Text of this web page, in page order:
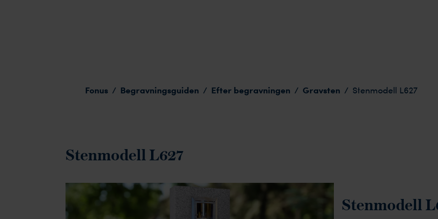
Fonus / Begravningsguiden / Efter begravningen / Gravsten / Stenmodell L627
Stenmodell L627
Stenmodell